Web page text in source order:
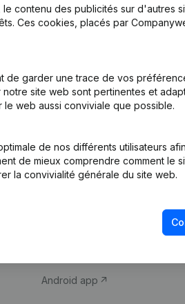
contenu des publicités sur d'autres
Ces cookies, placés par
garder une trace de vos
site web sont pertinentes et
web aussi conviviale que possible.
de nos différents utilisateurs
de mieux comprendre comment le
la convivialité générale du site web.
Produit
d’entreprise
Monitoring
Android app